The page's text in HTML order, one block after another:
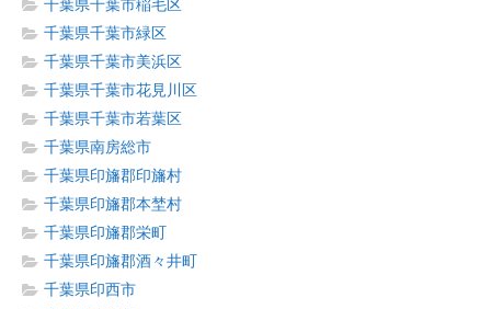
千葉県千葉市稲毛区
千葉県千葉市緑区
千葉県千葉市美浜区
千葉県千葉市花見川区
千葉県千葉市若葉区
千葉県南房総市
千葉県印旛郡印旛村
千葉県印旛郡本埜村
千葉県印旛郡栄町
千葉県印旛郡酒々井町
千葉県印西市